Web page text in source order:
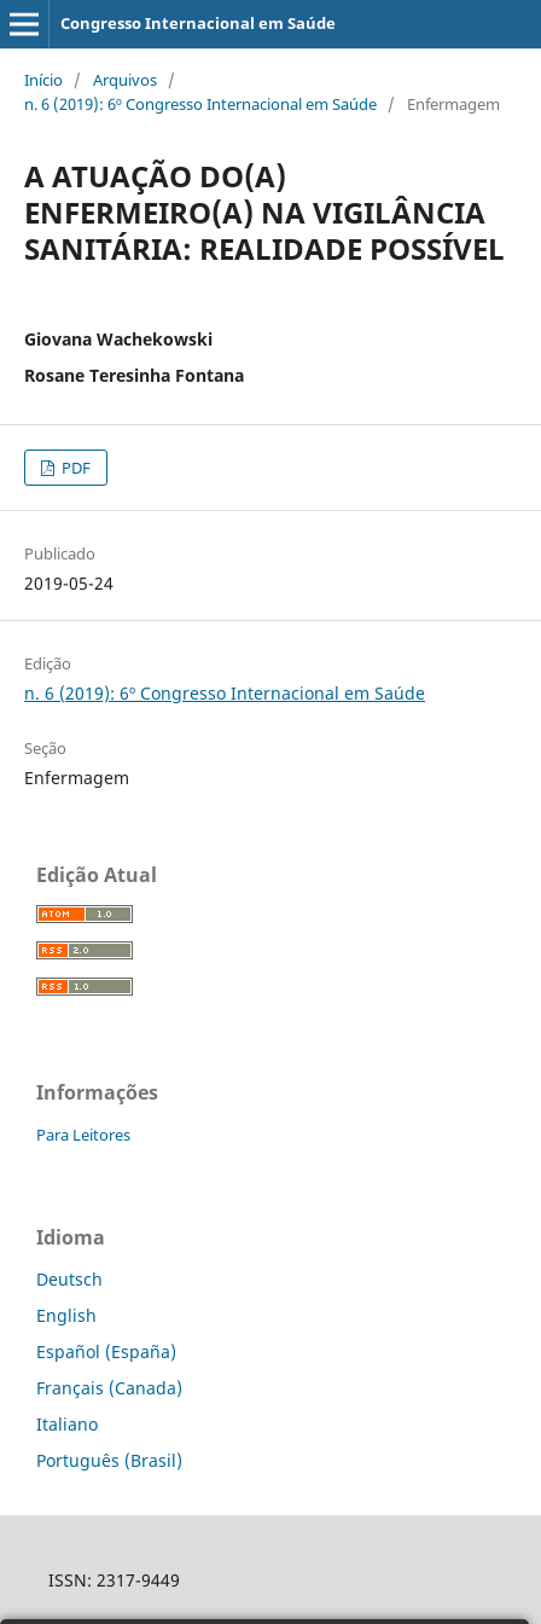
Congresso Internacional em Saúde
Início / Arquivos /
n. 6 (2019): 6º Congresso Internacional em Saúde / Enfermagem
A ATUAÇÃO DO(A)
ENFERMEIRO(A) NA VIGILÂNCIA
SANITÁRIA: REALIDADE POSSÍVEL
Giovana Wachekowski
Rosane Teresinha Fontana
PDF
Publicado
2019-05-24
Edição
n. 6 (2019): 6º Congresso Internacional em Saúde
Seção
Enfermagem
Edição Atual
Informações
Para Leitores
Idioma
Deutsch
English
Español (España)
Français (Canada)
Italiano
Português (Brasil)
ISSN: 2317-9449